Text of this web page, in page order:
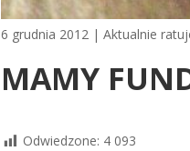
6 grudnia 2012 |Aktualnie
MAMY
Odwiedzone: 4 093